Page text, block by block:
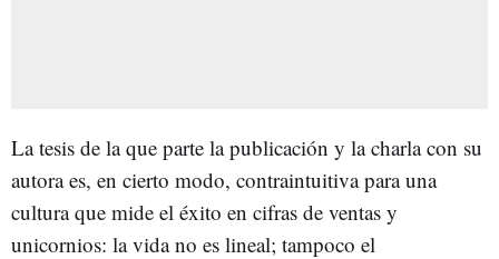
La tesis de la que parte la publicación y la charla con su
autora es, en cierto modo, contraintuitiva para una
cultura que mide el éxito en cifras de ventas y
unicornios: la vida no es lineal; tampoco el